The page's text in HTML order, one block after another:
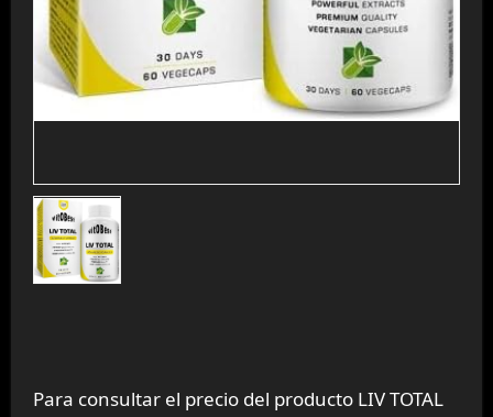
Para consultar el precio del producto LIV TOTAL